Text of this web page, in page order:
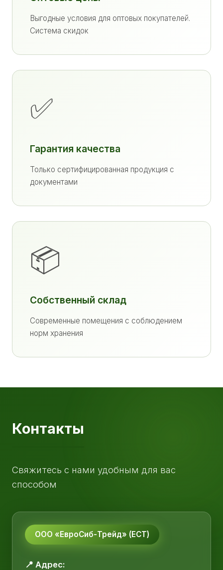
Выгодные условия для оптовых покупателей.
Система скидок
✅
Гарантия качества
Только сертифицированная продукция с
документами
📦
Собственный склад
Современные помещения с соблюдением
норм хранения
Контакты
Свяжитесь с нами удобным для вас
способом
ООО «ЕвроСиб-Трейд» (ЕСТ)
📍 Адрес: